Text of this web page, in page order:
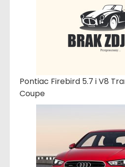
Pontiac Firebird 5.7 i V8
Coupe